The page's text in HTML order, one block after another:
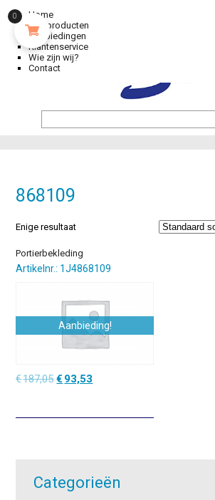
Home
Alle producten
Aanbiedingen
Klantenservice
Wie zijn wij?
Contact
868109
Enige resultaat
Portierbekleding
Artikelnr.: 1J4868109
Aanbieding!
€187,05Oorspronkelijke
€187,05.
€ 93,53
€93,53.
Categorieën
0